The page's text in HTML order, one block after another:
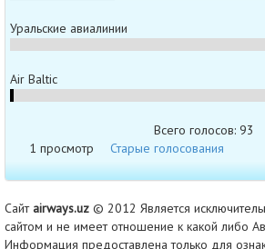
Уральские авиалинии
Air Baltic
Всего голосов: 93
1 просмотр
Старые голосования
Сайтairways.uz © 2012 Является
сайтом и не имеет отношение к какой либо
Информация предоставлена только для